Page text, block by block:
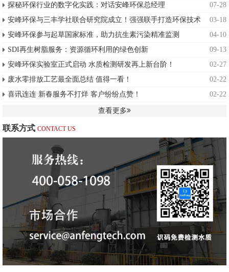
探秘环保行业的数字化实践：对话安峰环保总经理
07-28
安峰环保与三丰学社联合研究院成立！强强联手打造环保技术
新智库
03-18
安峰环保参与起草国家标准，助力抗生素污染精准监测
04-10
SDI再生树脂服务：资源循环利用的绿色创新
09-13
安峰环保实验室正式启动 水质检测研发再上新台阶！
02-27
废水零排放工艺最全面总结 值得一看！
02-22
喜讯连连 新春服务不打烊 客户纷纷点赞！
02-22
查看更多
联系方式 CONTACT US